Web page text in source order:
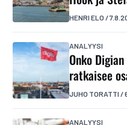
HENRI ELO /
ANALYYSI
Onko
ratkaisee
JUHO TORATTI /
ANALYYSI